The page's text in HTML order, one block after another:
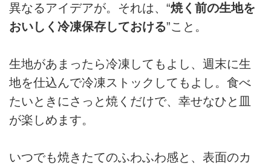
異なるアイデアが。それは、“焼く前の生地を
おいしく冷凍保存しておける”こと。
生地があまったら冷凍してもよし、週末に生
地を仕込んで冷凍ストックしてもよし。食べ
たいときにさっと焼くだけで、幸せなひと皿
が楽しめます。
いつでも焼きたてのふわふわ感と、表面のカ